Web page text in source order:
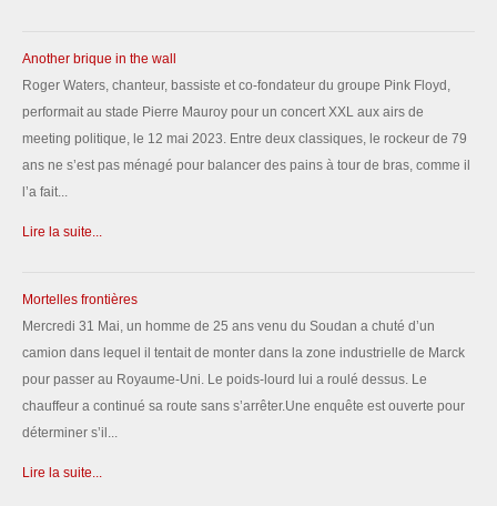
Another brique in the wall
Roger Waters, chanteur, bassiste et co-fondateur du groupe Pink Floyd,
performait au stade Pierre Mauroy pour un concert XXL aux airs de
meeting politique, le 12 mai 2023. Entre deux classiques, le rockeur de 79
ans ne s’est pas ménagé pour balancer des pains à tour de bras, comme il
l’a fait...
Lire la suite...
Mortelles frontières
Mercredi 31 Mai, un homme de 25 ans venu du Soudan a chuté d’un
camion dans lequel il tentait de monter dans la zone industrielle de Marck
pour passer au Royaume-Uni. Le poids-lourd lui a roulé dessus. Le
chauffeur a continué sa route sans s’arrêter.Une enquête est ouverte pour
déterminer s’il...
Lire la suite...